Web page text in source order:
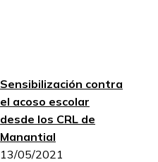
Sensibilización contra
el acoso escolar
desde los CRL de
Manantial
13/05/2021